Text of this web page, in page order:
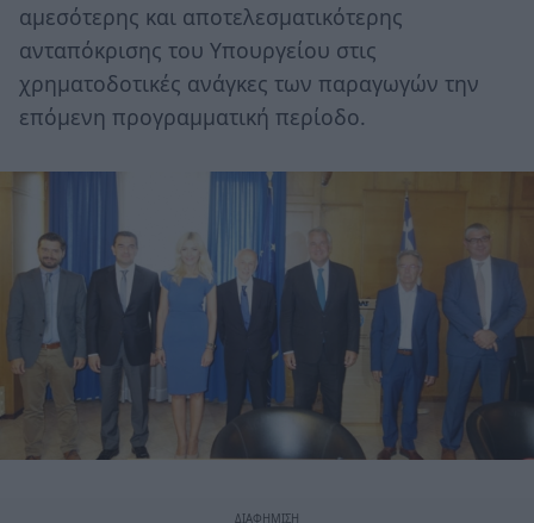
αμεσότερης και αποτελεσματικότερης
ανταπόκρισης του Υπουργείου στις
χρηματοδοτικές ανάγκες των παραγωγών την
επόμενη προγραμματική περίοδο.